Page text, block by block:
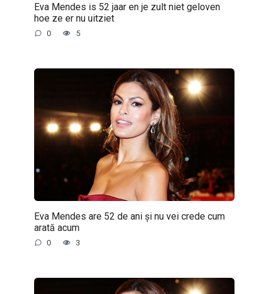
Eva Mendes is 52 jaar en je zult niet geloven
hoe ze er nu uitziet
0 5
Eva Mendes are 52 de ani și nu vei crede cum
arată acum
0 3